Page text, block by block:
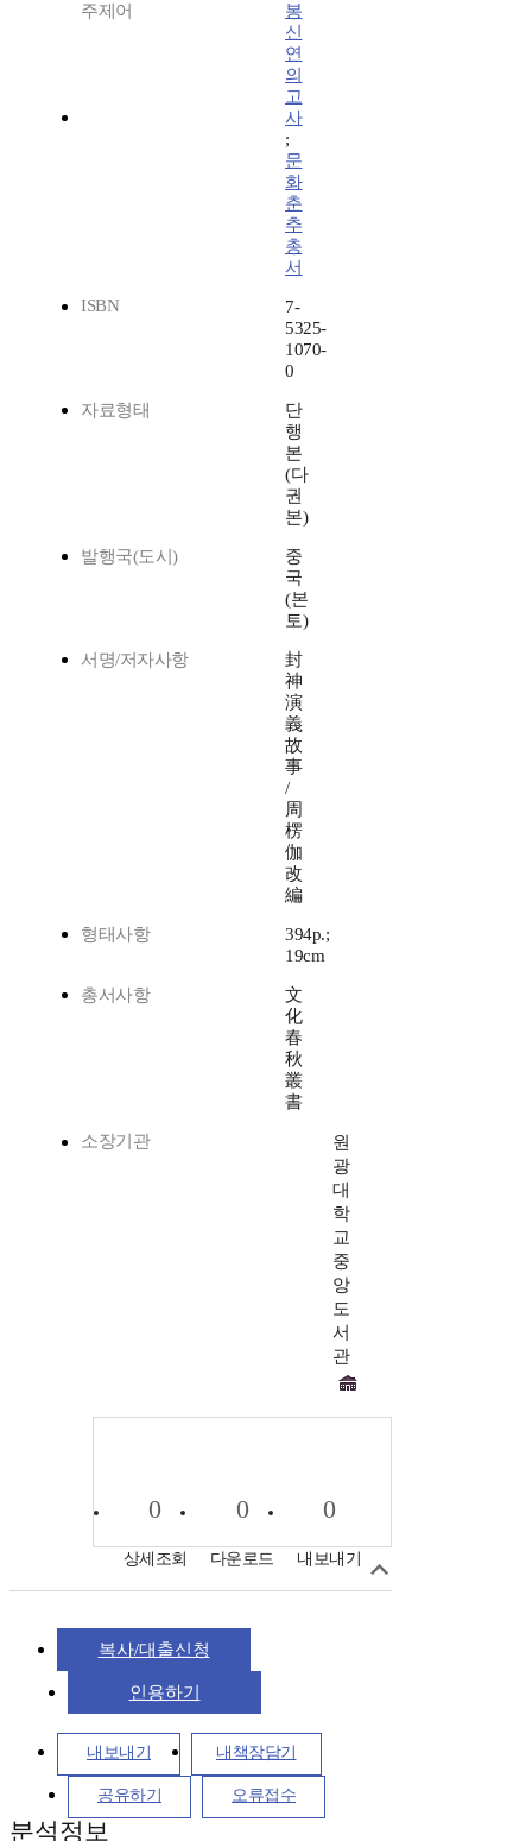
주제어
봉
신
연
의
고
사
;
문
화
춘
추
총
서
ISBN
7-
5325-
1070-
0
자료형태
단
행
본
(다
권
본)
발행국(도시)
중
국
(본
토)
서명/저자사항
封
神
演
義
故
事
/
周
楞
伽
改
編
형태사항
394p.;
19cm
총서사항
文
化
春
秋
叢
書
소장기관
원
광
대
학
교
중
앙
도
서
관
0
상세조회
0
다운로드
0
내보내기
복사/대출신청
인용하기
내보내기 내책장담기
공유하기 오류접수
분석정보